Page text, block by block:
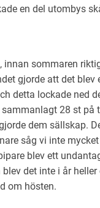
en del utombys
innan sommaren
gjorde att det
detta lockade ned
28 st på
dem sällskap.
såg vi inte
blev ett
blev det inte i år
om hösten.